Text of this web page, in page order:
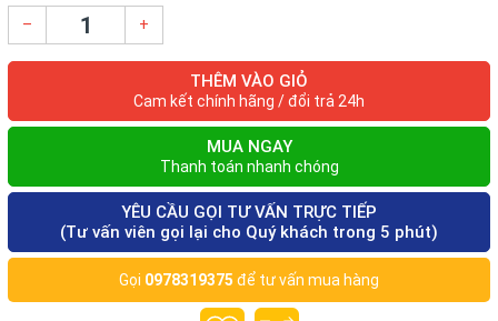
– +
THÊM VÀO GIỎ
Cam kết chính hãng / đổi trả 24h
MUA NGAY
Thanh toán nhanh chóng
YÊU CẦU GỌI TƯ VẤN TRỰC TIẾP
(Tư vấn viên gọi lại cho Quý khách trong 5 phút)
Gọi 0978319375 để tư vấn mua hàng